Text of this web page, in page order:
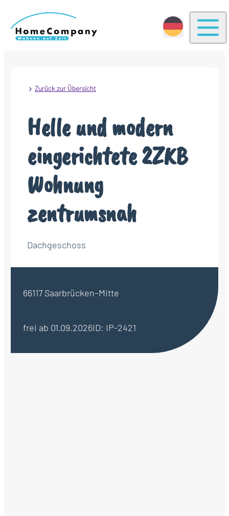
Zurück zur Übersicht
Helle und modern
eingerichtete 2ZKB
Wohnung
zentrumsnah
Dachgeschoss
66117 Saarbrücken–Mitte
frei ab 01.09.2026ID: IP-2421